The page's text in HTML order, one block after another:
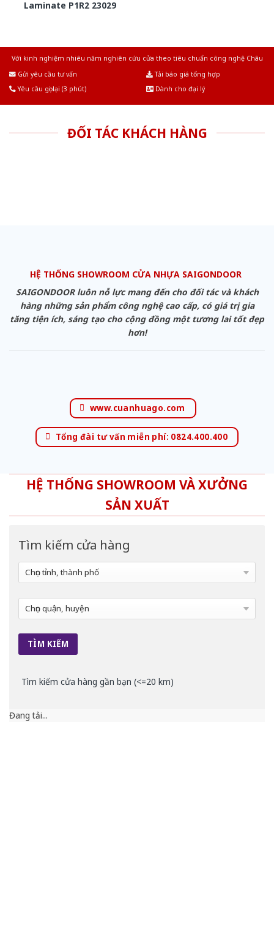
Laminate P1R2 23029
Với kinh nghiệm nhiêu năm nghiên cứu cửa theo tiêu chuẩn công nghệ Châu
Gửi yêu cầu tư vấn
Tải báo giá tổng hợp
Yêu cầu gọi lại (3 phút)
Dành cho đại lý
ĐỐI TÁC KHÁCH HÀNG
HỆ THỐNG SHOWROOM CỬA NHỰA SAIGONDOOR
SAIGONDOOR luôn nỗ lực mang đến cho đối tác và khách
hàng những sản phẩm công nghệ cao cấp, có giá trị gia
tăng tiện ích, sáng tạo cho cộng đồng một tương lai tốt đẹp
hơn!
www.cuanhuago.com
Tổng đài tư vấn miễn phí: 0824.400.400
HỆ THỐNG SHOWROOM VÀ XƯỞNG
SẢN XUẤT
Tìm kiếm cửa hàng
Tìm kiếm cửa hàng gần bạn (<=20 km)
Đang tải...